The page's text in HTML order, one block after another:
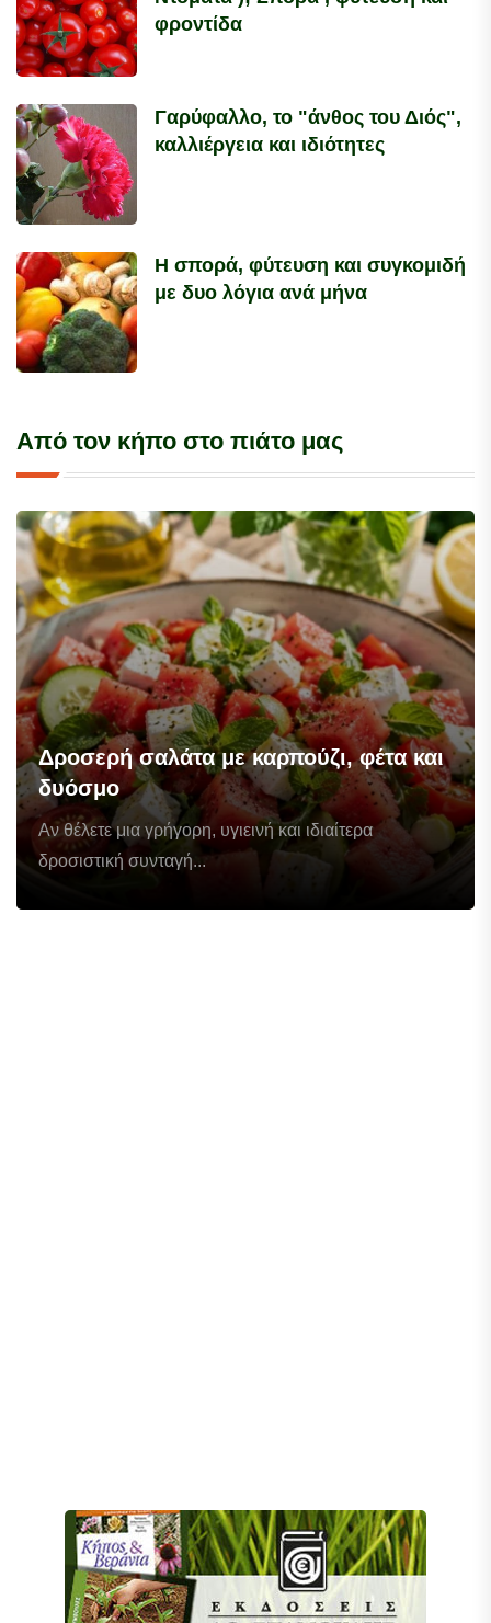
φροντίδα
Γαρύφαλλο, το "άνθος του Διός",
καλλιέργεια και ιδιότητες
Η σπορά, φύτευση και συγκομιδή
με δυο λόγια ανά μήνα
Από τον κήπο στο πιάτο μας
Δροσερή σαλάτα με καρπούζι, φέτα και
δυόσμο
Αν θέλετε μια γρήγορη, υγιεινή και ιδιαίτερα
δροσιστική συνταγή...